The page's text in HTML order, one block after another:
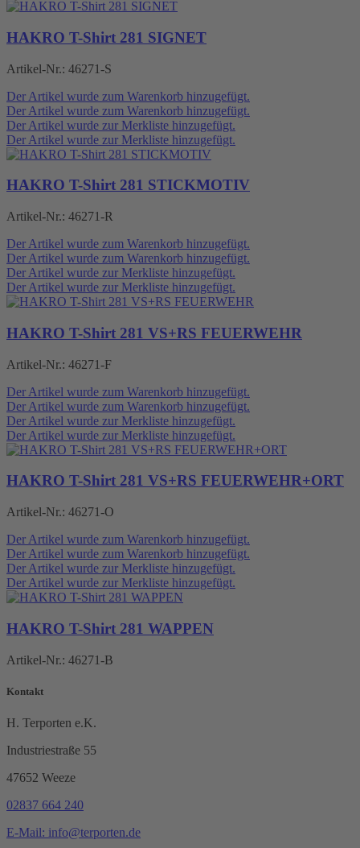
HAKRO T-Shirt 281 SIGNET
Artikel-Nr.: 46271-S
Der Artikel wurde zum Warenkorb hinzugefügt.
Der Artikel wurde zum Warenkorb hinzugefügt.
Der Artikel wurde zur Merkliste hinzugefügt.
Der Artikel wurde zur Merkliste hinzugefügt.
HAKRO T-Shirt 281 STICKMOTIV
Artikel-Nr.: 46271-R
Der Artikel wurde zum Warenkorb hinzugefügt.
Der Artikel wurde zum Warenkorb hinzugefügt.
Der Artikel wurde zur Merkliste hinzugefügt.
Der Artikel wurde zur Merkliste hinzugefügt.
HAKRO T-Shirt 281 VS+RS FEUERWEHR
Artikel-Nr.: 46271-F
Der Artikel wurde zum Warenkorb hinzugefügt.
Der Artikel wurde zum Warenkorb hinzugefügt.
Der Artikel wurde zur Merkliste hinzugefügt.
Der Artikel wurde zur Merkliste hinzugefügt.
HAKRO T-Shirt 281 VS+RS FEUERWEHR+ORT
Artikel-Nr.: 46271-O
Der Artikel wurde zum Warenkorb hinzugefügt.
Der Artikel wurde zum Warenkorb hinzugefügt.
Der Artikel wurde zur Merkliste hinzugefügt.
Der Artikel wurde zur Merkliste hinzugefügt.
HAKRO T-Shirt 281 WAPPEN
Artikel-Nr.: 46271-B
Kontakt
H. Terporten e.K.
Industriestraße 55
47652 Weeze
02837 664 240
E-Mail: info@terporten.de